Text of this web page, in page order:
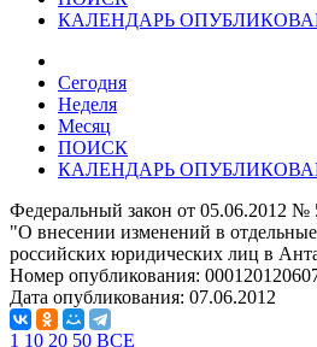
КАЛЕНДАРЬ
Сегодня
Неделя
Месяц
ПОИСК
КАЛЕНДАРЬ
Федеральный закон от 05.06.2012
"О внесении изменений в
российских юридических лиц в
Номер опубликования:
Дата опубликования: 07.06.2012
1 10 20 50 ВСЕ